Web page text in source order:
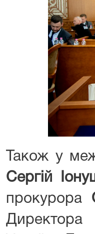
Також у
Сергій
прокурора
Директора